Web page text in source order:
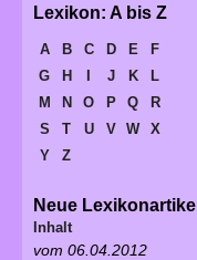
Lexikon: A bis Z
A B C D E
F
G
H J K
L
M
N O P Q
R
S
T U V W
X
Y
Z
Neue Lexikonartikel
Inhalt
vom 06.04.2012